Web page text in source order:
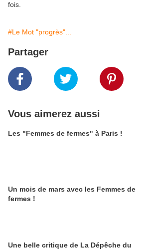
fois.
#Le Mot "progrès"...
Partager
Vous aimerez aussi
Les "Femmes de fermes" à Paris !
Un mois de mars avec les Femmes de
fermes !
Une belle critique de La Dépêche du